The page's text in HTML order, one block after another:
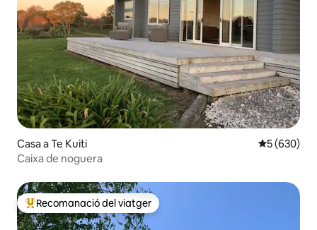
Casa a Te Kuiti 5 de
5 (630)
Caixa de noguera
Principals recomanacions dels viatgers
Recomanació del viatger